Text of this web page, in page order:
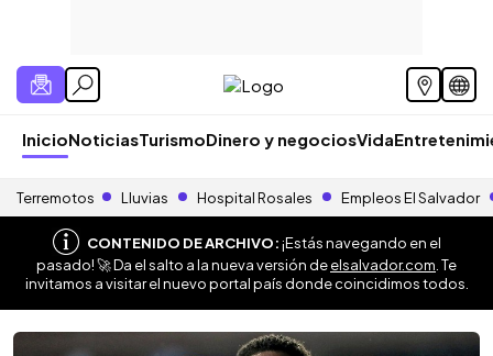
InicioNoticiasTurismoDinero y negociosVida
Terremotos Lluvias Hospital Rosales Empleos El Salvador
CONTENIDO DE ARCHIVO:¡Estás navegando en el
pasado! 🚀 Da el salto a la nueva versión deelsalvador.com . Te
invitamos a visitar el nuevo portal país donde coincidimos todos.